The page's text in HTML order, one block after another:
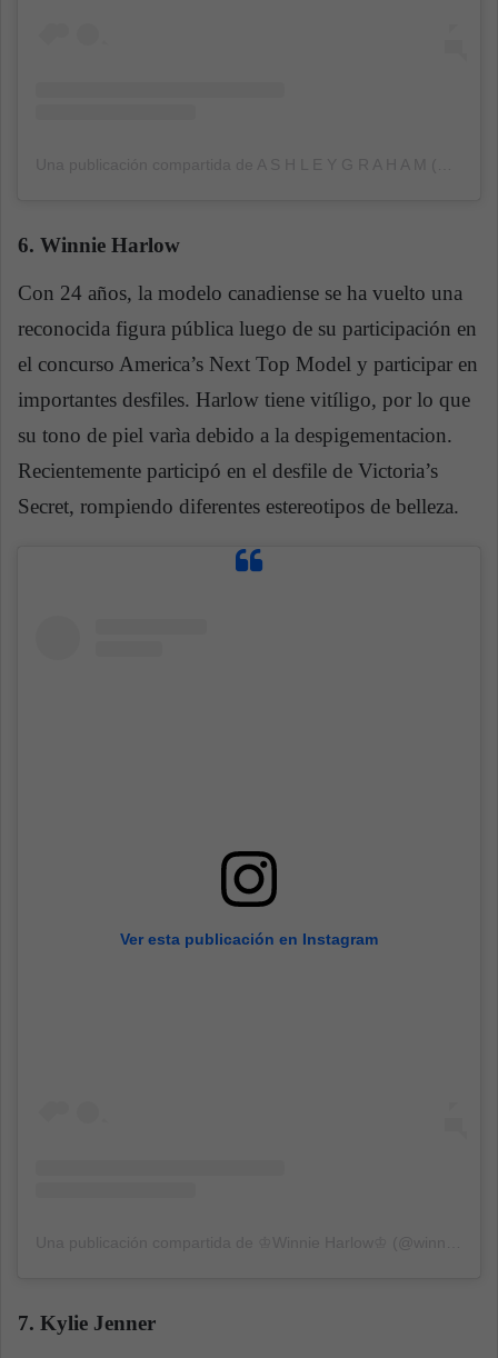
6. Winnie Harlow
Con 24 años, la modelo canadiense se ha vuelto una
reconocida figura pública luego de su participación en
el concurso America’s Next Top Model y participar en
importantes desfiles. Harlow tiene vitíligo, por lo que
su tono de piel varìa debido a la despigementacion.
Recientemente participó en el desfile de Victoria’s
Secret, rompiendo diferentes estereotipos de belleza.
Ver esta publicación en Instagram
7. Kylie Jenner